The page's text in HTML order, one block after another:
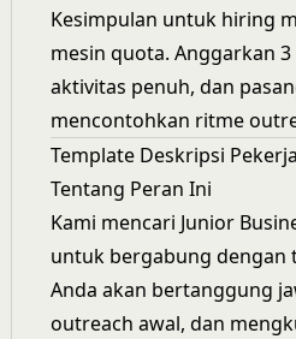
Kesimpulan untuk hiring
mesin quota. Anggarkan
aktivitas penuh, dan
mencontohkan ritme
Template Deskripsi
Tentang Peran Ini
Kami mencari Junior
untuk bergabung dengan
Anda akan bertanggung
outreach awal, dan